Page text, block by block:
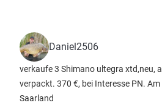
Daniel2506
verkaufe 3 Shimano ultegra xtd,neu,
verpackt. 370 €, bei Interesse PN.
Saarland